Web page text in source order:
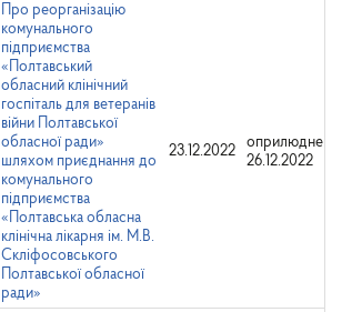
Про реорганізацію
комунального
підприємства
«Полтавський
обласний клінічний
госпіталь для ветеранів
війни Полтавської
обласної ради»
шляхом приєднання до
комунального
підприємства
«Полтавська обласна
клінічна лікарня ім. М.В.
Скліфосовського
Полтавської обласної
ради»
23.12.2022
оприлюднено:
26.12.2022